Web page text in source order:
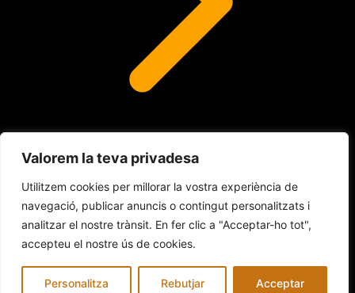
Valorem la teva privadesa
Utilitzem cookies per millorar la vostra experiència de
navegació, publicar anuncis o contingut personalitzats i
analitzar el nostre trànsit. En fer clic a "Acceptar-ho tot",
accepteu el nostre ús de cookies.
Personalitza Rebutjar Acceptar
Lents de contacte
© 2026 INDALO ÓPTICA